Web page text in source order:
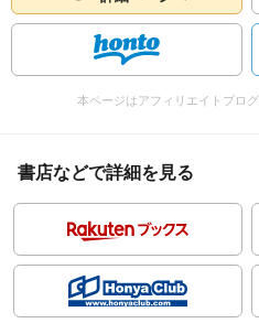
本ページはアフィリエイトプロ
書店などで詳細を見る